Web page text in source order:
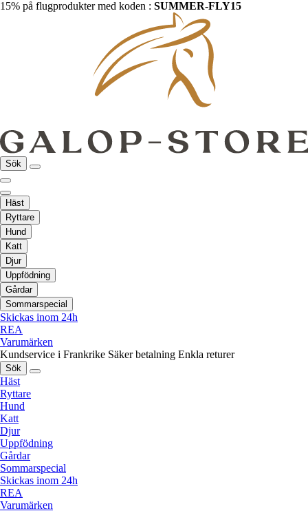
15% på flugprodukter med koden : SUMMER-FLY15
Sök
Häst
Ryttare
Hund
Katt
Djur
Uppfödning
Gårdar
Sommarspecial
Skickas inom 24h
REA
Varumärken
Kundservice i Frankrike Säker betalning Enkla returer
Sök
Häst
Ryttare
Hund
Katt
Djur
Uppfödning
Gårdar
Sommarspecial
Skickas inom 24h
REA
Varumärken